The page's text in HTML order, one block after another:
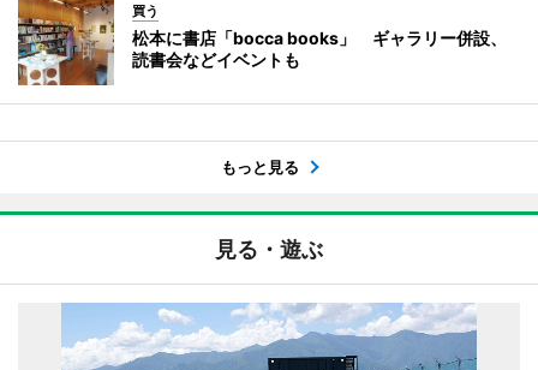
買う
松本に書店「bocca books」 ギャラリー併設、
読書会などイベントも
もっと見る
見る・遊ぶ